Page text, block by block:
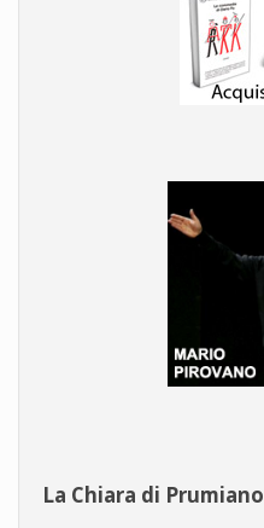
La Chiara di Prumiano